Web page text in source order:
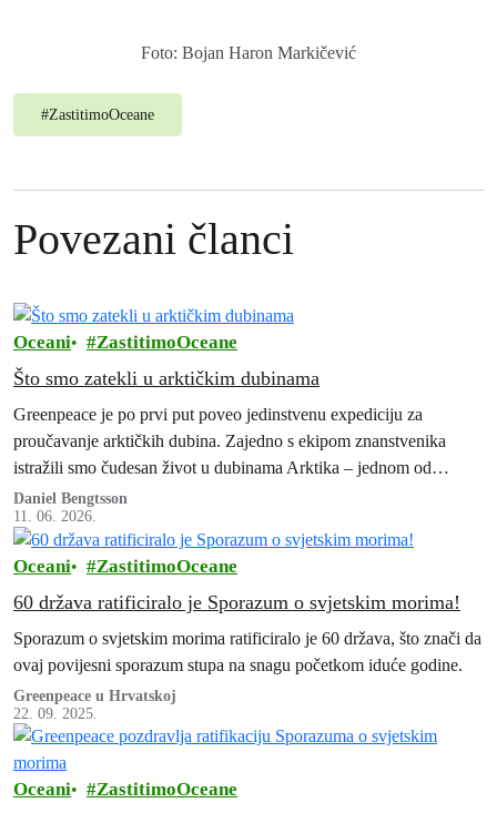
Foto: Bojan Haron Markičević
#ZastitimoOceane
Povezani članci
Oceani ZastitimoOceane
Što smo zatekli u arktičkim dubinama
Greenpeace je po prvi put poveo jedinstvenu expediciju za
proučavanje arktičkih dubina. Zajedno s ekipom znanstvenika
istražili smo čudesan život u dubinama Arktika – jednom od
najmanje istraženih divljina na Zemlji.
Daniel Bengtsson
11. 06. 2026.
Oceani ZastitimoOceane
60 država ratificiralo je Sporazum o svjetskim morima!
Sporazum o svjetskim morima ratificiralo je 60 država, što znači da
ovaj povijesni sporazum stupa na snagu početkom iduće godine.
Greenpeace u Hrvatskoj
22. 09. 2025.
Oceani ZastitimoOceane